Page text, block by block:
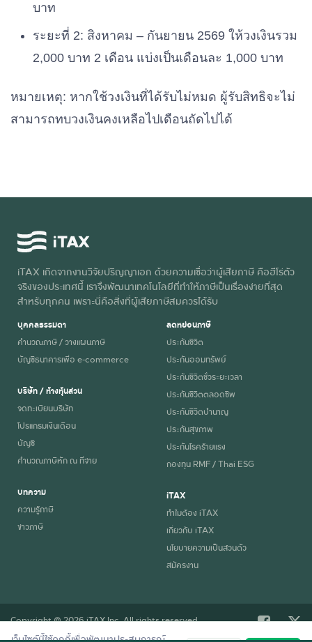
บาท
ระยะที่ 2: สิงหาคม – กันยายน 2569 ให้วงเงินรวม
2,000 บาท 2 เดือน แบ่งเป็นเดือนละ 1,000 บาท
หมายเหตุ: หากใช้วงเงินที่ได้รับไม่หมด ผู้รับสิทธิจะไม่
สามารถทบวงเงินคงเหลือไปเดือนถัดไปได้
iTAX เกิดจากงานวิจัยปริญญาเอก ด้วยความเชื่อว่าผู้เสียภาษี คือฮีโร่ตัว
จริงของประเทศนี้ เราจึงพัฒนาเทคโนโลยีที่ทำให้ภาษีเป็นเรื่องง่ายที่สุด
สำหรับทุกคน เพราะนี่คือสิ่งที่ผู้เสียภาษีสมควรได้รับ
บุคคลธรรมดา
คำนวณภาษี / วางแผนภาษี
บัญชีธนาคารเพื่อ e-commerce
บริษัท / ห้างหุ้นส่วน
จดทะเบียนบริษัท
โปรแกรมเงินเดือน
บัญชี
คำนวณภาษีหัก ณ ที่จ่าย
บทความ
ความรู้ภาษี
ข่าวภาษี
ลดหย่อนภาษี
ประกันชีวิต
ประกันออมทรัพย์
ประกันชีวิตชั่วระยะเวลา
ประกันชีวิตตลอดชีพ
ประกันชีวิตบำนาญ
ประกันสุขภาพ
ประกันโรคร้ายแรง
กองทุน RMF / Thai ESG
iTAX
ทำไมต้อง iTAX
เกี่ยวกับ iTAX
นโยบายความเป็นส่วนตัว
สมัครงาน
Copyright © 2026 iTAX Inc. All rights reserved.
เว็บไซต์นี้ใช้คุกกี้เพื่อพัฒนาประสบการณ์